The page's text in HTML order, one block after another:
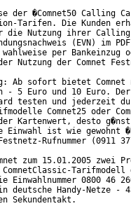
der �Comnet50 Calling
Tarifen. Die Kunden
die Nutzung ihrer Calling
(EVN) im
wahlweise per
Nutzung der Comnet
Ab sofort bietet Comnet
- 5 Euro und 10 Euro.
testen und jederzeit
Comnet25 oder
Kartenwert, desto
Einwahl ist wie gewohnt
Rufnummer (0911
zum 15.01.2005 zwei
Einwahlnummer 0800 46
deutsche Handy-Netze -
Sekundentakt.